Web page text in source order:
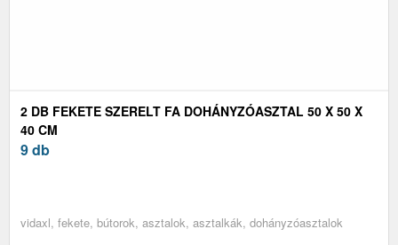
2 DB FEKETE SZERELT FA DOHÁNYZÓASZTAL 50 X 50 X
40 CM
9 db
vidaxl, fekete, bútorok, asztalok, asztalkák, dohányzóasztalok